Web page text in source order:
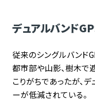
デュアルバンド
従来のシングルバンド
都市部や山影、樹木で
こりがちであったが、
ーが低減されている。